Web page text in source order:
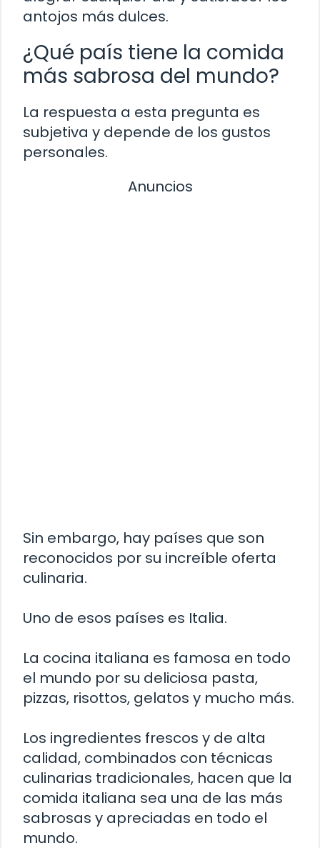
antojos más dulces.
¿Qué país tiene la comida
más sabrosa del mundo?
La respuesta a esta pregunta es
subjetiva y depende de los gustos
personales.
Anuncios
Sin embargo, hay países que son
reconocidos por su increíble oferta
culinaria.
Uno de esos países es Italia.
La cocina italiana es famosa en todo
el mundo por su deliciosa pasta,
pizzas, risottos, gelatos y mucho más.
Los ingredientes frescos y de alta
calidad, combinados con técnicas
culinarias tradicionales, hacen que la
comida italiana sea una de las más
sabrosas y apreciadas en todo el
mundo.